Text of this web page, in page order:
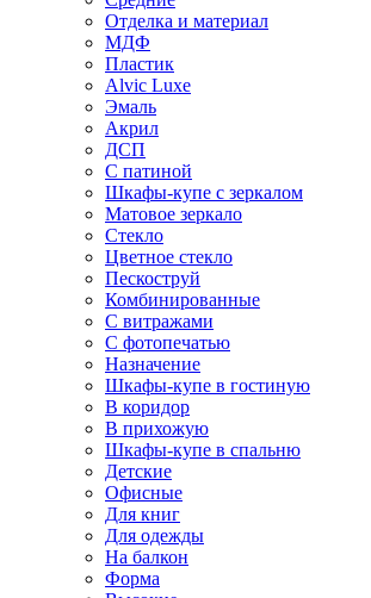
Отделка и материал
МДФ
Пластик
Alvic Luxe
Эмаль
Акрил
ДСП
С патиной
Шкафы-купе с зеркалом
Матовое зеркало
Стекло
Цветное стекло
Пескоструй
Комбинированные
С витражами
С фотопечатью
Назначение
Шкафы-купе в гостиную
В коридор
В прихожую
Шкафы-купе в спальню
Детские
Офисные
Для книг
Для одежды
На балкон
Форма